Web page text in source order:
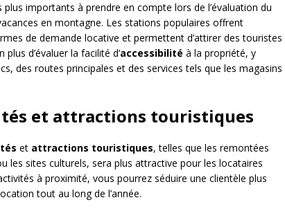
plus importants à prendre en compte lors de l’évaluation du
en montagne. Les stations populaires offrent
de demande locative et permettent d’attirer des touristes
d’évaluer la facilité d’accessibilité à la propriété, y
des routes principales et des services tels que les magasins
et attractions touristiques
et attractions touristiques, telles que les remontées
les sites culturels, sera plus attractive pour les locataires
à proximité, vous pourrez séduire une clientèle plus
tout au long de l’année.